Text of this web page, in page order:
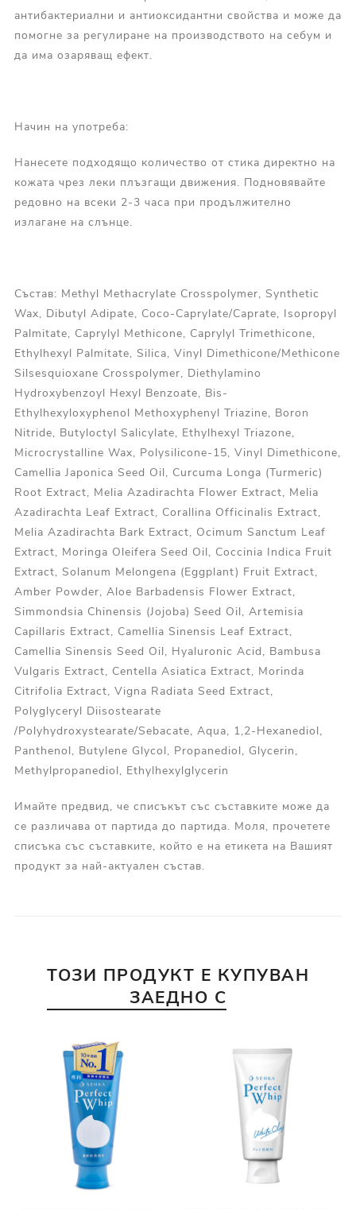
антибактериални и антиоксидантни свойства и може да
помогне за регулиране на производството на себум и
да има озаряващ ефект.
Начин на употреба:
Нанесете подходящо количество от стика директно на
кожата чрез леки плъзгащи движения. Подновявайте
редовно на всеки 2-3 часа при продължително
излагане на слънце.
Състав: Methyl Methacrylate Crosspolymer, Synthetic
Wax, Dibutyl Adipate, Coco-Caprylate/Caprate, Isopropyl
Palmitate, Caprylyl Methicone, Caprylyl Trimethicone,
Ethylhexyl Palmitate, Silica, Vinyl Dimethicone/Methicone
Silsesquioxane Crosspolymer, Diethylamino
Hydroxybenzoyl Hexyl Benzoate, Bis-
Ethylhexyloxyphenol Methoxyphenyl Triazine, Boron
Nitride, Butyloctyl Salicylate, Ethylhexyl Triazone,
Microcrystalline Wax, Polysilicone-15, Vinyl Dimethicone,
Camellia Japonica Seed Oil, Curcuma Longa (Turmeric)
Root Extract, Melia Azadirachta Flower Extract, Melia
Azadirachta Leaf Extract, Corallina Officinalis Extract,
Melia Azadirachta Bark Extract, Ocimum Sanctum Leaf
Extract, Moringa Oleifera Seed Oil, Coccinia Indica Fruit
Extract, Solanum Melongena (Eggplant) Fruit Extract,
Amber Powder, Aloe Barbadensis Flower Extract,
Simmondsia Chinensis (Jojoba) Seed Oil, Artemisia
Capillaris Extract, Camellia Sinensis Leaf Extract,
Camellia Sinensis Seed Oil, Hyaluronic Acid, Bambusa
Vulgaris Extract, Centella Asiatica Extract, Morinda
Citrifolia Extract, Vigna Radiata Seed Extract,
Polyglyceryl Diisostearate
/Polyhydroxystearate/Sebacate, Aqua, 1,2-Hexanediol,
Panthenol, Butylene Glycol, Propanediol, Glycerin,
Methylpropanediol, Ethylhexylglycerin
Имайте предвид, че списъкът със съставките може да
се различава от партида до партида. Моля, прочетете
списъка със съставките, който е на етикета на Вашият
продукт за най-актуален състав.
ТОЗИ ПРОДУКТ Е КУПУВАН
ЗАЕДНО С